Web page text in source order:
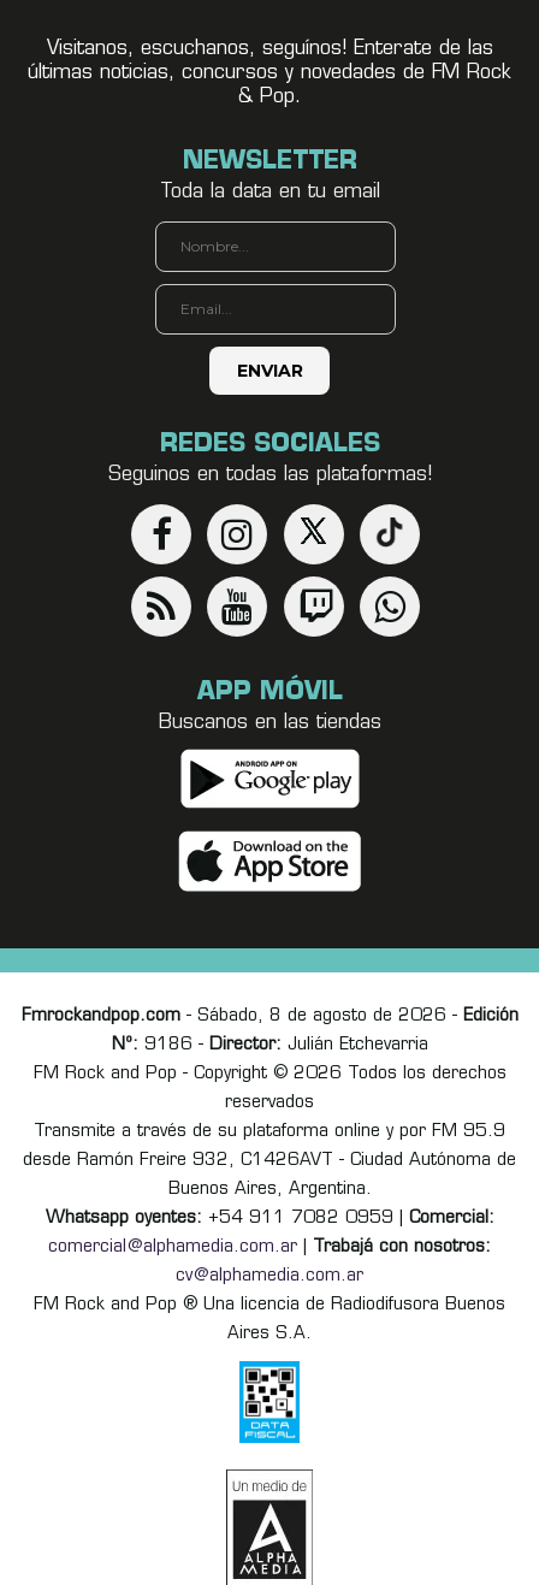
Visitanos, escuchanos, seguínos! Enterate de las
últimas noticias, concursos y novedades de FM Rock
& Pop.
NEWSLETTER
Toda la data en tu email
REDES SOCIALES
Seguinos en todas las plataformas!
APP MÓVIL
Buscanos en las tiendas
Fmrockandpop.com- Sábado, 8 de agosto de 2026 - Edición
Nº: 9186 - Director: Julián Etchevarria
FM Rock and Pop - Copyright © 2026 Todos los derechos
reservados
Transmite a través de su plataforma online y por FM 95.9
desde Ramón Freire 932, C1426AVT - Ciudad Autónoma de
Buenos Aires, Argentina.
Whatsapp oyentes: +54 911 7082 0959 | Comercial:
comercial@alphamedia.com.ar
Trabajá con nosotros:
cv@alphamedia.com.ar
FM Rock and Pop ® Una licencia de Radiodifusora Buenos
Aires S.A.